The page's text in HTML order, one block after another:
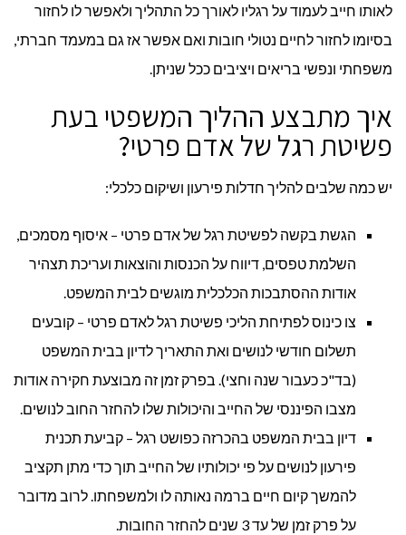
לאותו חייב לעמוד על רגליו לאורך כל התהליך ולאפשר לו לחזור
בסיומו לחזור לחיים נטולי חובות ואם אפשר אז גם במעמד חברתי,
משפחתי ונפשי בריאים ויציבים ככל שניתן.
איך מתבצע ההליך המשפטי בעת
פשיטת רגל של אדם פרטי?
יש כמה שלבים להליך חדלות פירעון ושיקום כלכלי:
הגשת בקשה לפשיטת רגל של אדם פרטי – איסוף מסמכים,
השלמת טפסים, דיווח על הכנסות והוצאות ועריכת תצהיר
אודות ההסתבכות הכלכלית מוגשים לבית המשפט.
צו כינוס לפתיחת הליכי פשיטת רגל לאדם פרטי – קובעים
תשלום חודשי לנושים ואת התאריך לדיון בבית המשפט
(בד"כ כעבור שנה וחצי). בפרק זמן זה מבוצעת חקירה אודות
מצבו הפיננסי של החייב והיכולות שלו להחזר החוב לנושים.
דיון בבית המשפט בהכרזה כפושט רגל – קביעת תכנית
פירעון לנושים על פי יכולותיו של החייב תוך כדי מתן תקציב
להמשך קיום חיים ברמה נאותה לו ולמשפחתו. לרוב מדובר
על פרק זמן של עד 3 שנים להחזר החובות.